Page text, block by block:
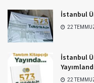
İstanbul
22
İstanbul
22